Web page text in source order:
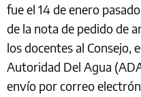
fue el 14 de enero
de la nota de pedido de
los docentes al Consejo,
Autoridad Del Agua
envío por correo